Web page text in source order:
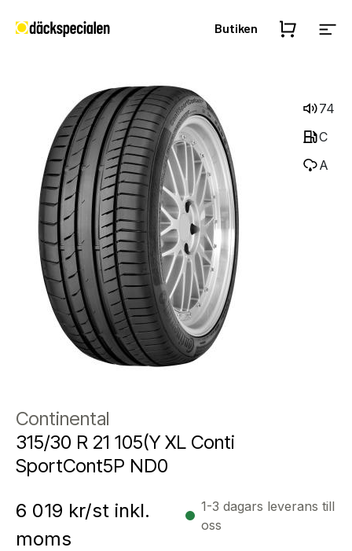
Butiken
74
C
A
Continental
315/30 R 21 105(Y XL Conti
SportCont5P ND0
6 019 kr/st inkl.
moms
1-3 dagars leverans till
oss